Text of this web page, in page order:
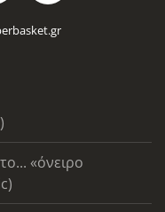
«όνειρο